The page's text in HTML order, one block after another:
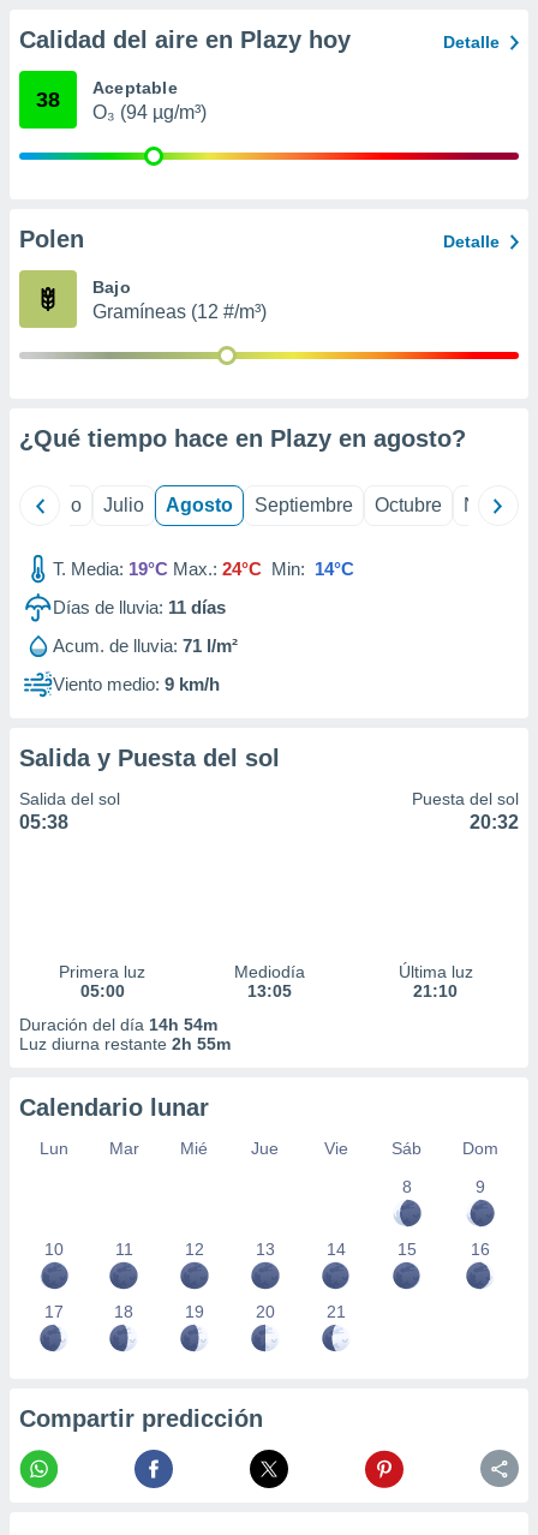
mediante
publicidad
de
1199
Calidad del aire en Plazy hoy Detalle
38 Aceptable
O₃ (94 µg/m³)
Polen Detalle
Bajo
Gramíneas (12 #/m³)
¿Qué tiempo hace en Plazy en agosto?
Junio Julio Agosto Septiembre Octubre
T. Media: 19°C Max.: 24°C Min: 14°C
Días de lluvia: 11 días
Acum. de lluvia: 71 l/m²
Viento medio: 9 km/h
Salida y Puesta del sol
Salida del sol
05:38
Puesta del sol
20:32
Primera luz
05:00
Mediodía
13:05
Última luz
21:10
Duración del día 14h 54m
Luz diurna restante 2h 55m
Calendario lunar
Lun Mar Mié Jue Vie Sáb
Dom
8
9
10 11 12 13 14 15 16
17 18 19 20 21
Compartir predicción